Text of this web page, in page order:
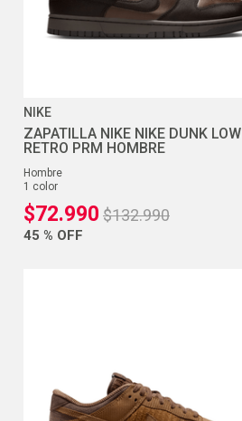
NIKE
ZAPATILLA NIKE NIKE DUNK LOW
RETRO PRM HOMBRE
hombre
1 color
$72.990 $132.990
45 % OFF